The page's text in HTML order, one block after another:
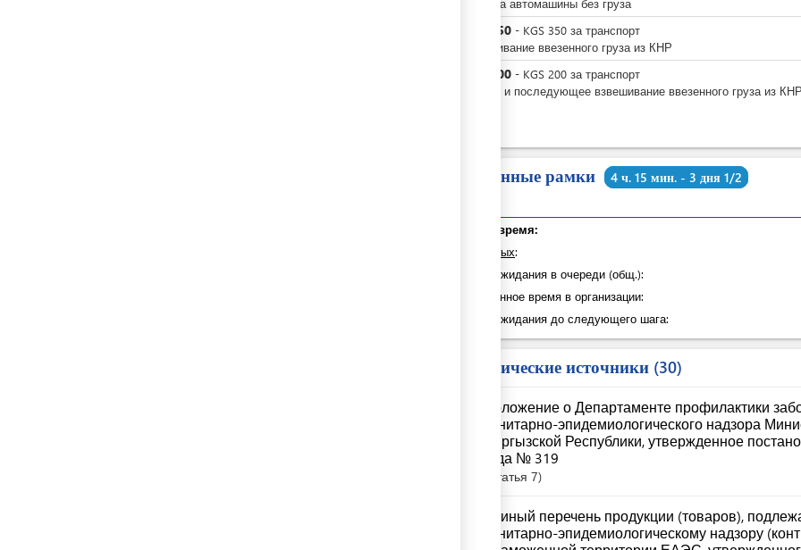
Стоянка автомашины без груза
350 - KGS 350 за транспорт
Взвешивание ввезенного груза из КНР
200 - KGS 200 за транспорт
Второе и последующее взвешивание ввезенного груза из КНР
Временные рамки 4 ч. 15 мин. - 3 дня 1/2
Общее время:
из которых:
Время ожидания в очереди (общ.):
Затраченное время в организации:
Время ожидания до следующего шага:
Юридические источники 30
Положение о Департаменте профилактики
санитарно-эпидемиологического надзора
Кыргызской Республики, утвержденное
года № 319
Статья 7
Единый перечень продукции (товаров),
санитарно-эпидемиологическому надзору